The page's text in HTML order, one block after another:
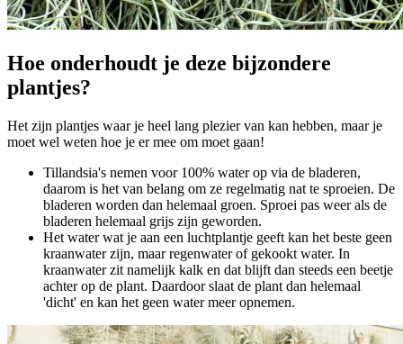
Hoe onderhoudt je deze bijzondere
plantjes?
Het zijn plantjes waar je heel lang plezier van kan hebben, maar je
moet wel weten hoe je er mee om moet gaan!
Tillandsia's nemen voor 100% water op via de bladeren,
daarom is het van belang om ze regelmatig nat te sproeien. De
bladeren worden dan helemaal groen. Sproei pas weer als de
bladeren helemaal grijs zijn geworden.
Het water wat je aan een luchtplantje geeft kan het beste geen
kraanwater zijn, maar regenwater of gekookt water. In
kraanwater zit namelijk kalk en dat blijft dan steeds een beetje
achter op de plant. Daardoor slaat de plant dan helemaal
'dicht' en kan het geen water meer opnemen.